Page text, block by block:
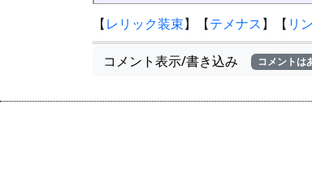
【レリック装束】【テメナス】【 リ
コメント表示/書き込み コメントは